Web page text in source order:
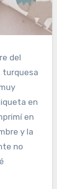
del
turquesa
en
en
y la
no